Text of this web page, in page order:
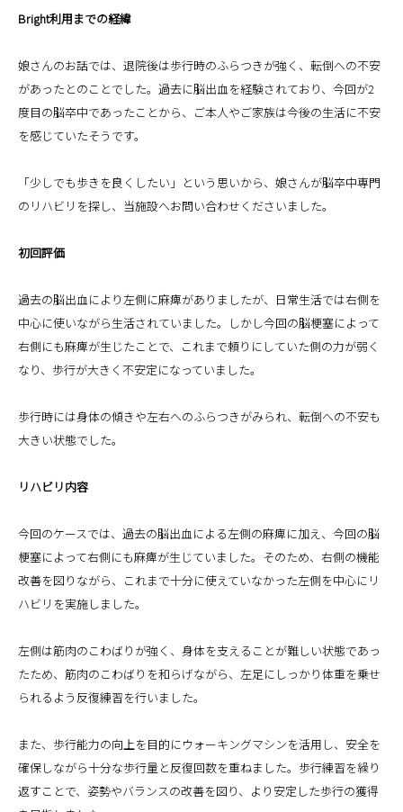
Bright利用までの経緯
娘さんのお話では、退院後は歩行時のふらつきが強く、転倒への不安
があったとのことでした。過去に脳出血を経験されており、今回が2
度目の脳卒中であったことから、ご本人やご家族は今後の生活に不安
を感じていたそうです。
「少しでも歩きを良くしたい」という思いから、娘さんが脳卒中専門
のリハビリを探し、当施設へお問い合わせくださいました。
初回評価
過去の脳出血により左側に麻痺がありましたが、日常生活では右側を
中心に使いながら生活されていました。しかし今回の脳梗塞によって
右側にも麻痺が生じたことで、これまで頼りにしていた側の力が弱く
なり、歩行が大きく不安定になっていました。
歩行時には身体の傾きや左右へのふらつきがみられ、転倒への不安も
大きい状態でした。
リハビリ内容
今回のケースでは、過去の脳出血による左側の麻痺に加え、今回の脳
梗塞によって右側にも麻痺が生じていました。そのため、右側の機能
改善を図りながら、これまで十分に使えていなかった左側を中心にリ
ハビリを実施しました。
左側は筋肉のこわばりが強く、身体を支えることが難しい状態であっ
たため、筋肉のこわばりを和らげながら、左足にしっかり体重を乗せ
られるよう反復練習を行いました。
また、歩行能力の向上を目的にウォーキングマシンを活用し、安全を
確保しながら十分な歩行量と反復回数を重ねました。歩行練習を繰り
返すことで、姿勢やバランスの改善を図り、より安定した歩行の獲得